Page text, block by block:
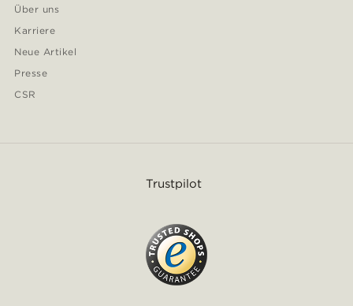
Über uns
Karriere
Neue Artikel
Presse
CSR
Trustpilot